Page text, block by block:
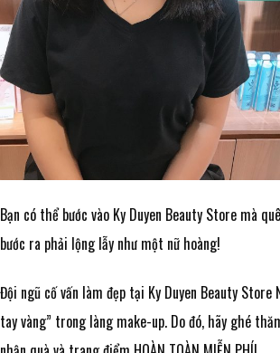
Bạn có thể bước vào Ky Duyen Beauty Store mà
bước ra phải lộng lẫy như một nữ hoàng!
Đội ngũ cố vấn làm đẹp tại Ky Duyen Beauty Store
tay vàng” trong làng make-up. Do đó, hãy ghé